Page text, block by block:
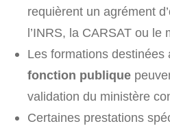
requièrent un agrément
l’INRS, la CARSAT ou le
Les formations destinées
fonction publique
validation du ministère
Certaines prestations